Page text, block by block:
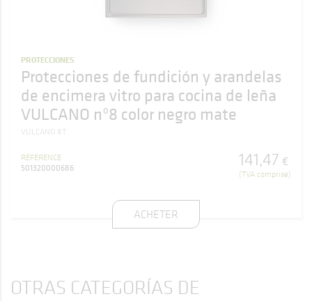
PROTECCIONES
Protecciones de fundición y arandelas
de encimera vitro para cocina de leña
VULCANO nº8 color negro mate
VULCANO 8T
RÉFÉRENCE
501320000686
141,47 €
(TVA comprise)
ACHETER
OTRAS CATEGORÍAS DE